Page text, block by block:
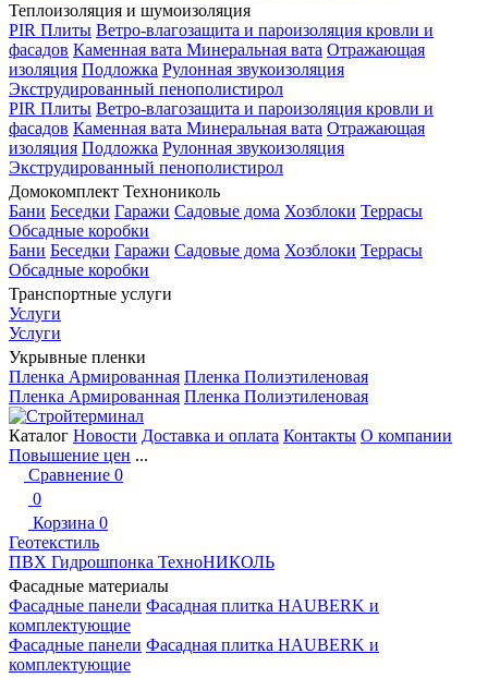
Теплоизоляция и шумоизоляция
PIR Плиты Ветро-влагозащита и пароизоляция кровли и
фасадов Каменная вата Минеральная вата Отражающая
изоляция Подложка Рулонная звукоизоляция
Экструдированный пенополистирол
PIR Плиты Ветро-влагозащита и пароизоляция кровли и
фасадов Каменная вата Минеральная вата Отражающая
изоляция Подложка Рулонная звукоизоляция
Экструдированный пенополистирол
Домокомплект Технониколь
Бани Беседки Гаражи Садовые дома Хозблоки Террасы
Обсадные коробки
Бани Беседки Гаражи Садовые дома Хозблоки Террасы
Обсадные коробки
Транспортные услуги
Услуги
Услуги
Укрывные пленки
Пленка Армированная Пленка Полиэтиленовая
Пленка Армированная Пленка Полиэтиленовая
Каталог Новости Доставка и оплата Контакты О компании
Повышение цен ...
Сравнение 0
0
Корзина 0
Геотекстиль
ПВХ Гидрошпонка ТехноНИКОЛЬ
Фасадные материалы
Фасадные панели Фасадная плитка HAUBERK и
комплектующие
Фасадные панели Фасадная плитка HAUBERK и
комплектующие